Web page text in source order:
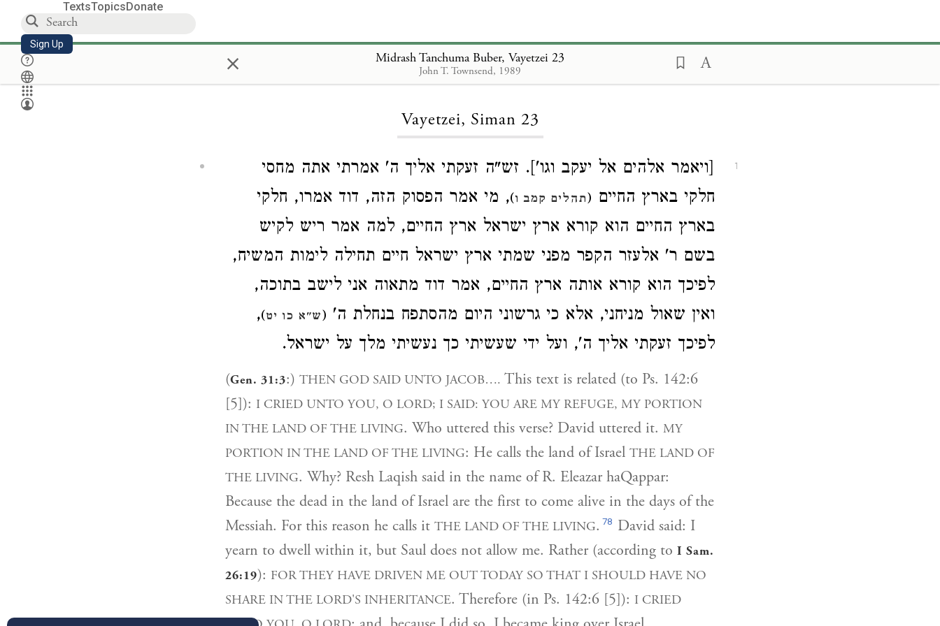
TextsTopicsDonate
Sign Up × Midrash Tanchuma Buber, Vayetzei 23
John T. Townsend, 1989
Loading...
Vayetzei, Siman 23
1
[ויאמר אלהים אל יעקב וגו']. זש"ה זעקתי אליך ה' אמרתי אתה מחסי
חלקי בארץ החיים (תהלים קמב ו), מי אמר הפסוק הזה, דוד אמרו, חלקי
בארץ החיים הוא קורא ארץ ישראל ארץ החיים, למה אמר ריש לקיש
בשם ר' אלעזר הקפר מפני שמתי ארץ ישראל חיים תחילה לימות המשיח,
לפיכך הוא קורא אותה ארץ החיים, אמר דוד מתאוה אני לישב בתוכה,
ואין שאול מניחני, אלא כי גרשוני היום מהסתפח בנחלת ה' (ש"א כו יט)
,
לפיכך זעקתי אליך ה', ועל ידי שעשיתי כך נעשיתי מלך על ישראל.
(Gen. 31:3:) THEN GOD SAID UNTO JACOB…. This text is related (to Ps. 142:6
[5]): I CRIED UNTO YOU, O LORD; I SAID: YOU ARE MY REFUGE, MY PORTION
IN THE LAND OF THE LIVING. Who uttered this verse? David uttered it. MY
PORTION IN THE LAND OF THE LIVING: He calls the land of Israel THE LAND OF
THE LIVING. Why? Resh Laqish said in the name of R. Eleazar haQappar:
Because the dead in the land of Israel are the first to come alive in the days of the
Messiah. For this reason he calls it THE LAND OF THE LIVING. 78 David said: I
yearn to dwell within it, but Saul does not allow me. Rather (according to I Sam.
26:19): FOR THEY HAVE DRIVEN ME OUT TODAY SO THAT I SHOULD HAVE NO
SHARE IN THE LORD'S INHERITANCE. Therefore (in Ps. 142:6 [5]): I CRIED